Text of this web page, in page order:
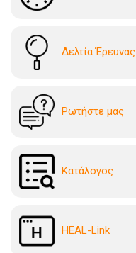
Δελτία Έρευνας
Ρωτήστε μας
Kατάλογoς
HEAL-Link